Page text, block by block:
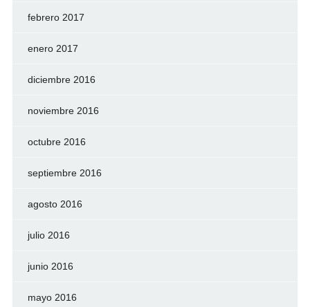
febrero 2017
enero 2017
diciembre 2016
noviembre 2016
octubre 2016
septiembre 2016
agosto 2016
julio 2016
junio 2016
mayo 2016